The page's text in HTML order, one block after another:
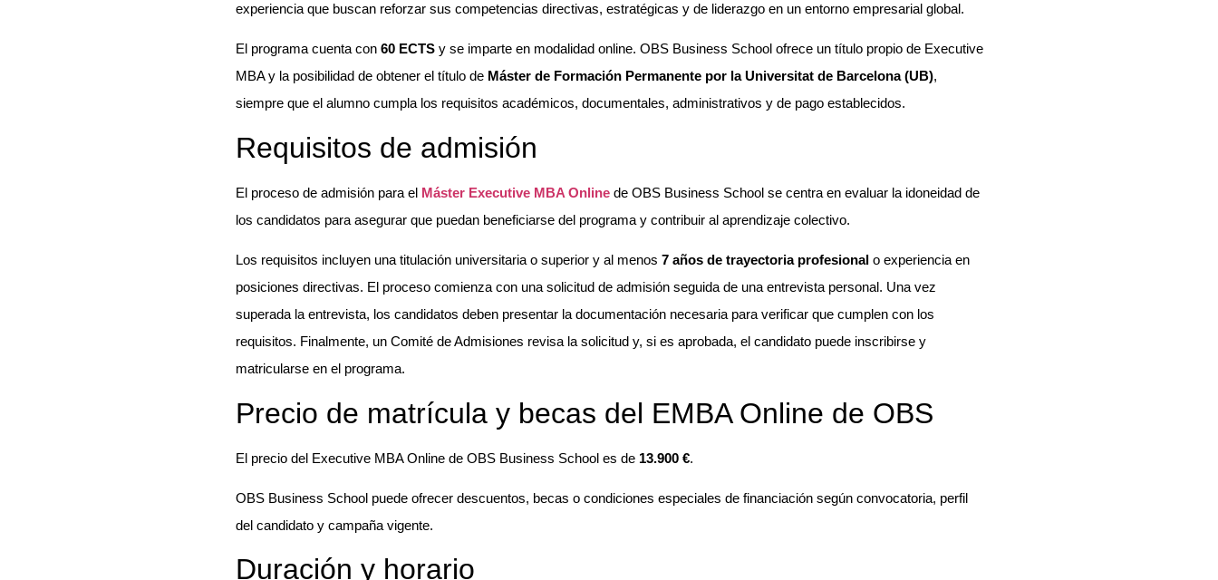
experiencia que buscan reforzar sus competencias directivas, estratégicas y de liderazgo en un entorno empresarial global.
El programa cuenta con 60 ECTSy se imparte en modalidad online. OBS Business School ofrece un título propio de Executive
MBA y la posibilidad de obtener el título de Máster de Formación Permanente por la Universitat de Barcelona (UB),
siempre que el alumno cumpla los requisitos académicos, documentales, administrativos y de pago establecidos.
Requisitos de admisión
El proceso de admisión para el Máster Executive MBA Onlinede OBS Business School se centra en evaluar la idoneidad de
los candidatos para asegurar que puedan beneficiarse del programa y contribuir al aprendizaje colectivo.
Los requisitos incluyen una titulación universitaria o superior y al menos 7 años de trayectoria profesionalo experiencia en
posiciones directivas. El proceso comienza con una solicitud de admisión seguida de una entrevista personal. Una vez
superada la entrevista, los candidatos deben presentar la documentación necesaria para verificar que cumplen con los
requisitos. Finalmente, un Comité de Admisiones revisa la solicitud y, si es aprobada, el candidato puede inscribirse y
matricularse en el programa.
Precio de matrícula y becas del EMBA Online de OBS
El precio del Executive MBA Online de OBS Business School es de 13.900 €.
OBS Business School puede ofrecer descuentos, becas o condiciones especiales de financiación según convocatoria, perfil
del candidato y campaña vigente.
Duración y horario